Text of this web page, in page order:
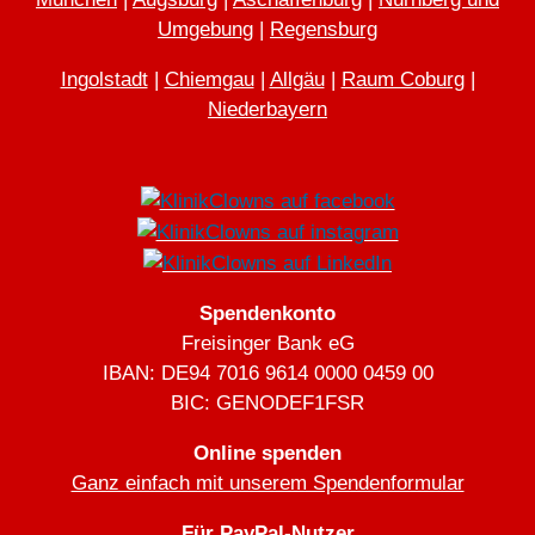
Umgebung | Regensburg
Ingolstadt| Chiemgau| Allgäu| Raum Coburg|
Niederbayern
Spendenkonto
Freisinger Bank eG
IBAN: DE94 7016 9614 0000 0459 00
BIC: GENODEF1FSR
Online spenden
Ganz einfach mit unserem Spendenformular